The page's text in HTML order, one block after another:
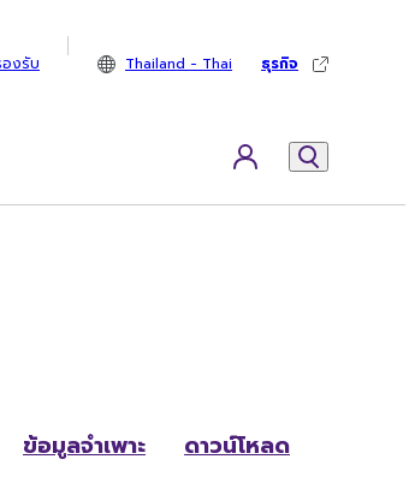
งรับ Thailand - Thai ธุรกิจ
ข้อมูลจำเพาะ ดาวน์โหลด